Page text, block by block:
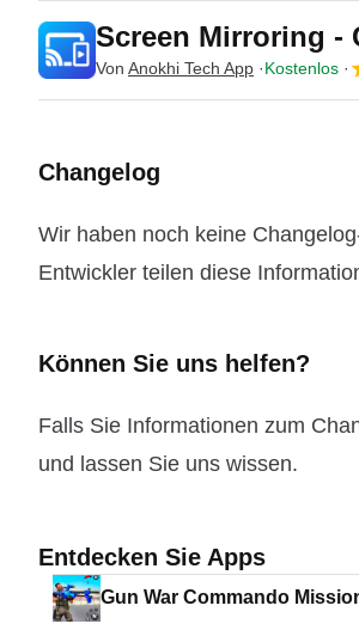
Screen Mirroring -
Von Anokhi Tech App Kostenlos
Changelog
Wir haben noch keine
Entwickler teilen diese
Können Sie uns helfen?
Falls Sie Informationen zum
und lassen Sie uns wissen.
Entdecken Sie Apps
Gun War Commando